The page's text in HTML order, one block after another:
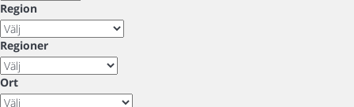
Region
Regioner
Ort